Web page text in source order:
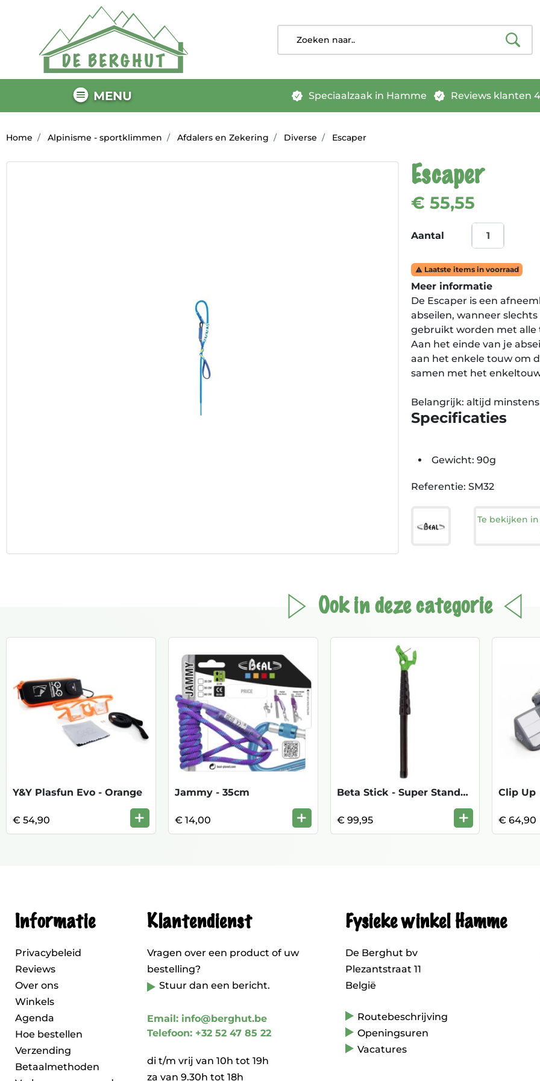
MENU Speciaalzaak in Hamme Reviews klanten
Home Alpinisme - sportklimmen Afdalers en Zekering Diverse Escaper
Escaper
€ 55,55
Aantal
 Laatste items in voorraad
Meer informatie
De Escaper is een
abseilen, wanneer
gebruikt worden met alle
Aan het einde van je
aan het enkele touw om
samen met het
Belangrijk: altijd
Specificaties
Gewicht: 90g
Referentie: SM32
Te bekijken
Ook in deze categorie
Y&Y Plasfun Evo - Orange
€ 54,90 +
Jammy - 35cm
€ 14,00 +
Beta Stick - Super Standaard 74-374cm
€ 99,95 +
Clip Up
€ 64,90
Informatie
Privacybeleid
Reviews
Over ons
Winkels
Agenda
Hoe bestellen
Verzending
Betaalmethoden
Klantendienst
Vragen over een product of uw
bestelling?
Stuur dan een bericht.
Email: info@berghut.be
Telefoon: +32 52 47 85 22
di t/m vrij van 10h tot 19h
za van 9.30h tot 18h
Fysieke winkel Hamme
De Berghut bv
Plezantstraat 11
België
Routebeschrijving
Openingsuren
Vacatures